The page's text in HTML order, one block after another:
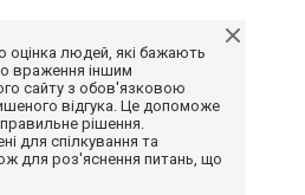
оцінка людей, які бажають
враження іншим
сайту з обов'язковою
відгука. Це допоможе
рішення.
для спілкування та
для роз'яснення питань, що